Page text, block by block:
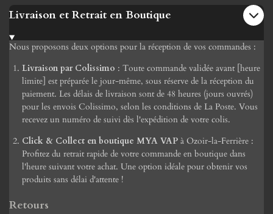
Livraison et Retrait en Boutique
Nous proposons deux options pour la réception de vos commandes :
Livraison par Colissimo : Toute commande validée avant [heure
limite] est préparée le jour-même, sous réserve de la réception du
paiement. Les délais de livraison sont de 48 heures (jours ouvrés)
pour les envois Colissimo, selon les conditions de La Poste. Vous
recevez un numéro de suivi dès l'expédition de votre colis.
Click & Collect en boutique MYA VAP à Ozoir-la-Ferrière :
Profitez du retrait rapide de votre commande en boutique dans
l'heure suivant votre achat. Une option idéale pour obtenir vos
produits sans délai d'attente !
Retours